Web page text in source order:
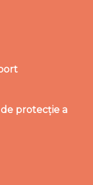
protecție a